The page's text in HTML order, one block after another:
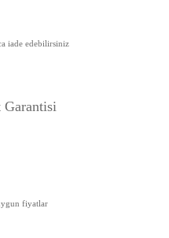
iade edebilirsiniz
Garantisi
fiyatlar